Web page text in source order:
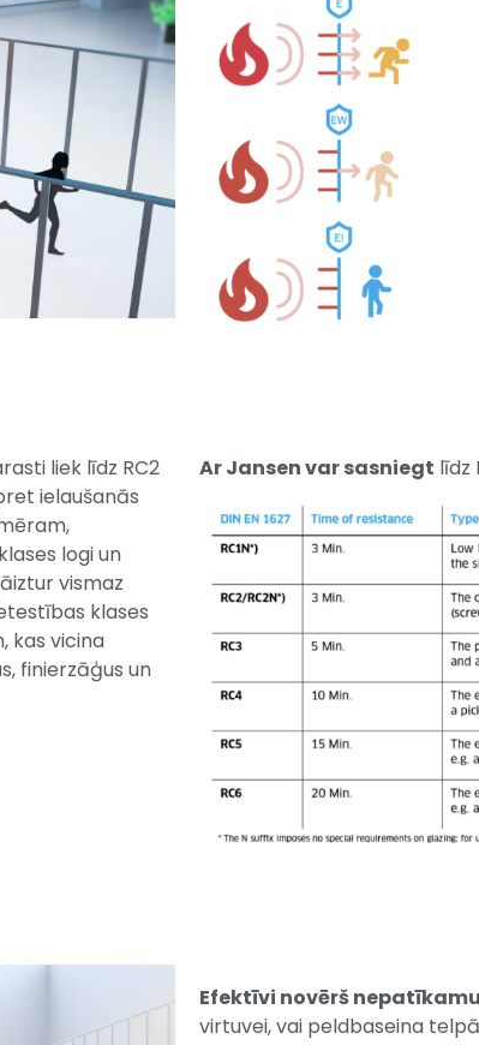
liek līdz RC2
ielaušanās
logi un
vismaz
klases
kas vicina
finierzāģus un
Ar Jansen var sasniegt līdz
Efektīvi novērš
virtuvei, vai peldbaseina